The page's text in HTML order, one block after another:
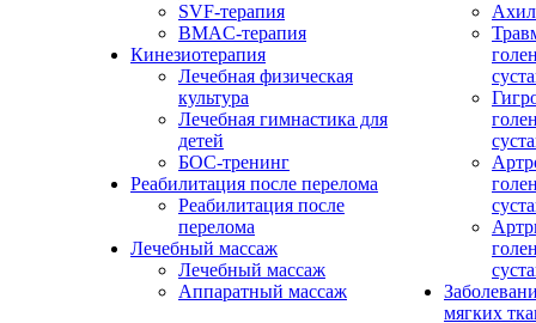
SVF-терапия
BMAC-терапия
Кинезиотерапия
Лечебная физическая
культура
Лечебная гимнастика для
детей
БОС-тренинг
Реабилитация после перелома
Реабилитация после
перелома
Лечебный массаж
Лечебный массаж
Аппаратный массаж
мягких